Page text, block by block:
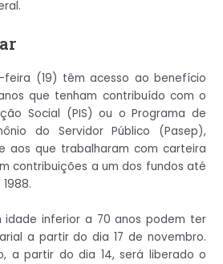
(19) têm acesso ao benefício
que tenham contribuído com o
Social (PIS) ou o Programa de
do Servidor Público (Pasep),
aos que trabalharam com carteira
contribuições a um dos fundos até
idade inferior a 70 anos podem ter
a partir do dia 17 de novembro.
a partir do dia 14, será liberado o